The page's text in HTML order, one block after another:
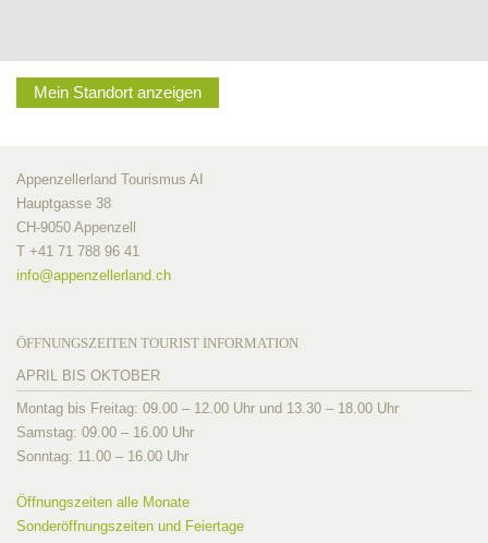
Mein Standort anzeigen
Appenzellerland Tourismus AI
Hauptgasse 38
CH-9050 Appenzell
T +41 71 788 96 41
info@appenzellerland.ch
ÖFFNUNGSZEITEN TOURIST INFORMATION
APRIL BIS OKTOBER
Montag bis Freitag: 09.00 – 12.00 Uhr und 13.30 – 18.00 Uhr
Samstag: 09.00 – 16.00 Uhr
Sonntag: 11.00 – 16.00 Uhr
Öffnungszeiten alle Monate
Sonderöffnungszeiten und Feiertage